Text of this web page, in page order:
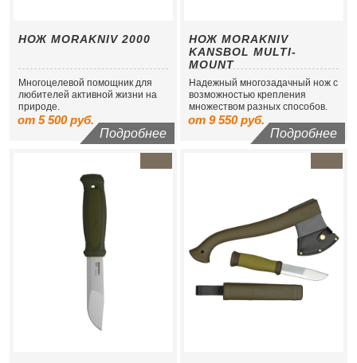
НОЖ MORAKNIV 2000
Многоцелевой помощник для
любителей активной жизни на
природе.
от 5 500 руб.
Подробнее
НОЖ MORAKNIV
KANSBOL MULTI-
MOUNT
Надежный многозадачный нож с
возможностью крепления
множеством разных способов.
от 9 550 руб.
Подробнее